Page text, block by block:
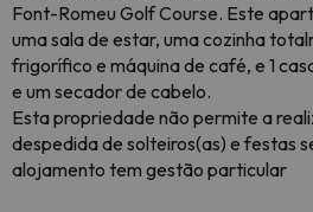
Font-Romeu Golf Course. Este
uma sala de estar, uma cozinha
frigorífico e máquina de café, e 1
e um secador de cabelo.
Esta propriedade não permite a
despedida de solteiros(as) e festas
alojamento tem gestão particular